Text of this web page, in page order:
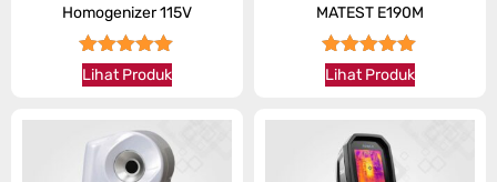
Homogenizer 115V
★★★★★
Lihat Produk
MATEST E190M
★★★★★
Lihat Produk